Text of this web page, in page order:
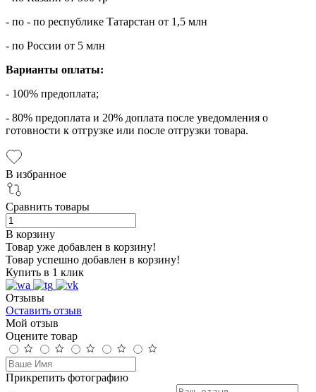
- по - по республике Татарстан от 1,5 млн
- по России от 5 млн
Варианты оплаты:
- 100% предоплата;
- 80% предоплата и 20% доплата после уведомления о
готовности к отгрузке или после отгрузки товара.
В избранное
Сравнить товары
В корзину
Товар уже добавлен в корзину!
Товар успешно добавлен в корзину!
Купить в 1 клик
Отзывы
Оставить отзыв
Мой отзыв
Оцените товар
Прикрепить фотографию